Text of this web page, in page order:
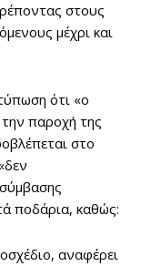
στους
μέχρι και
ότι «ο
την παροχή της
στο
ποδάρια, καθώς:
αναφέρει